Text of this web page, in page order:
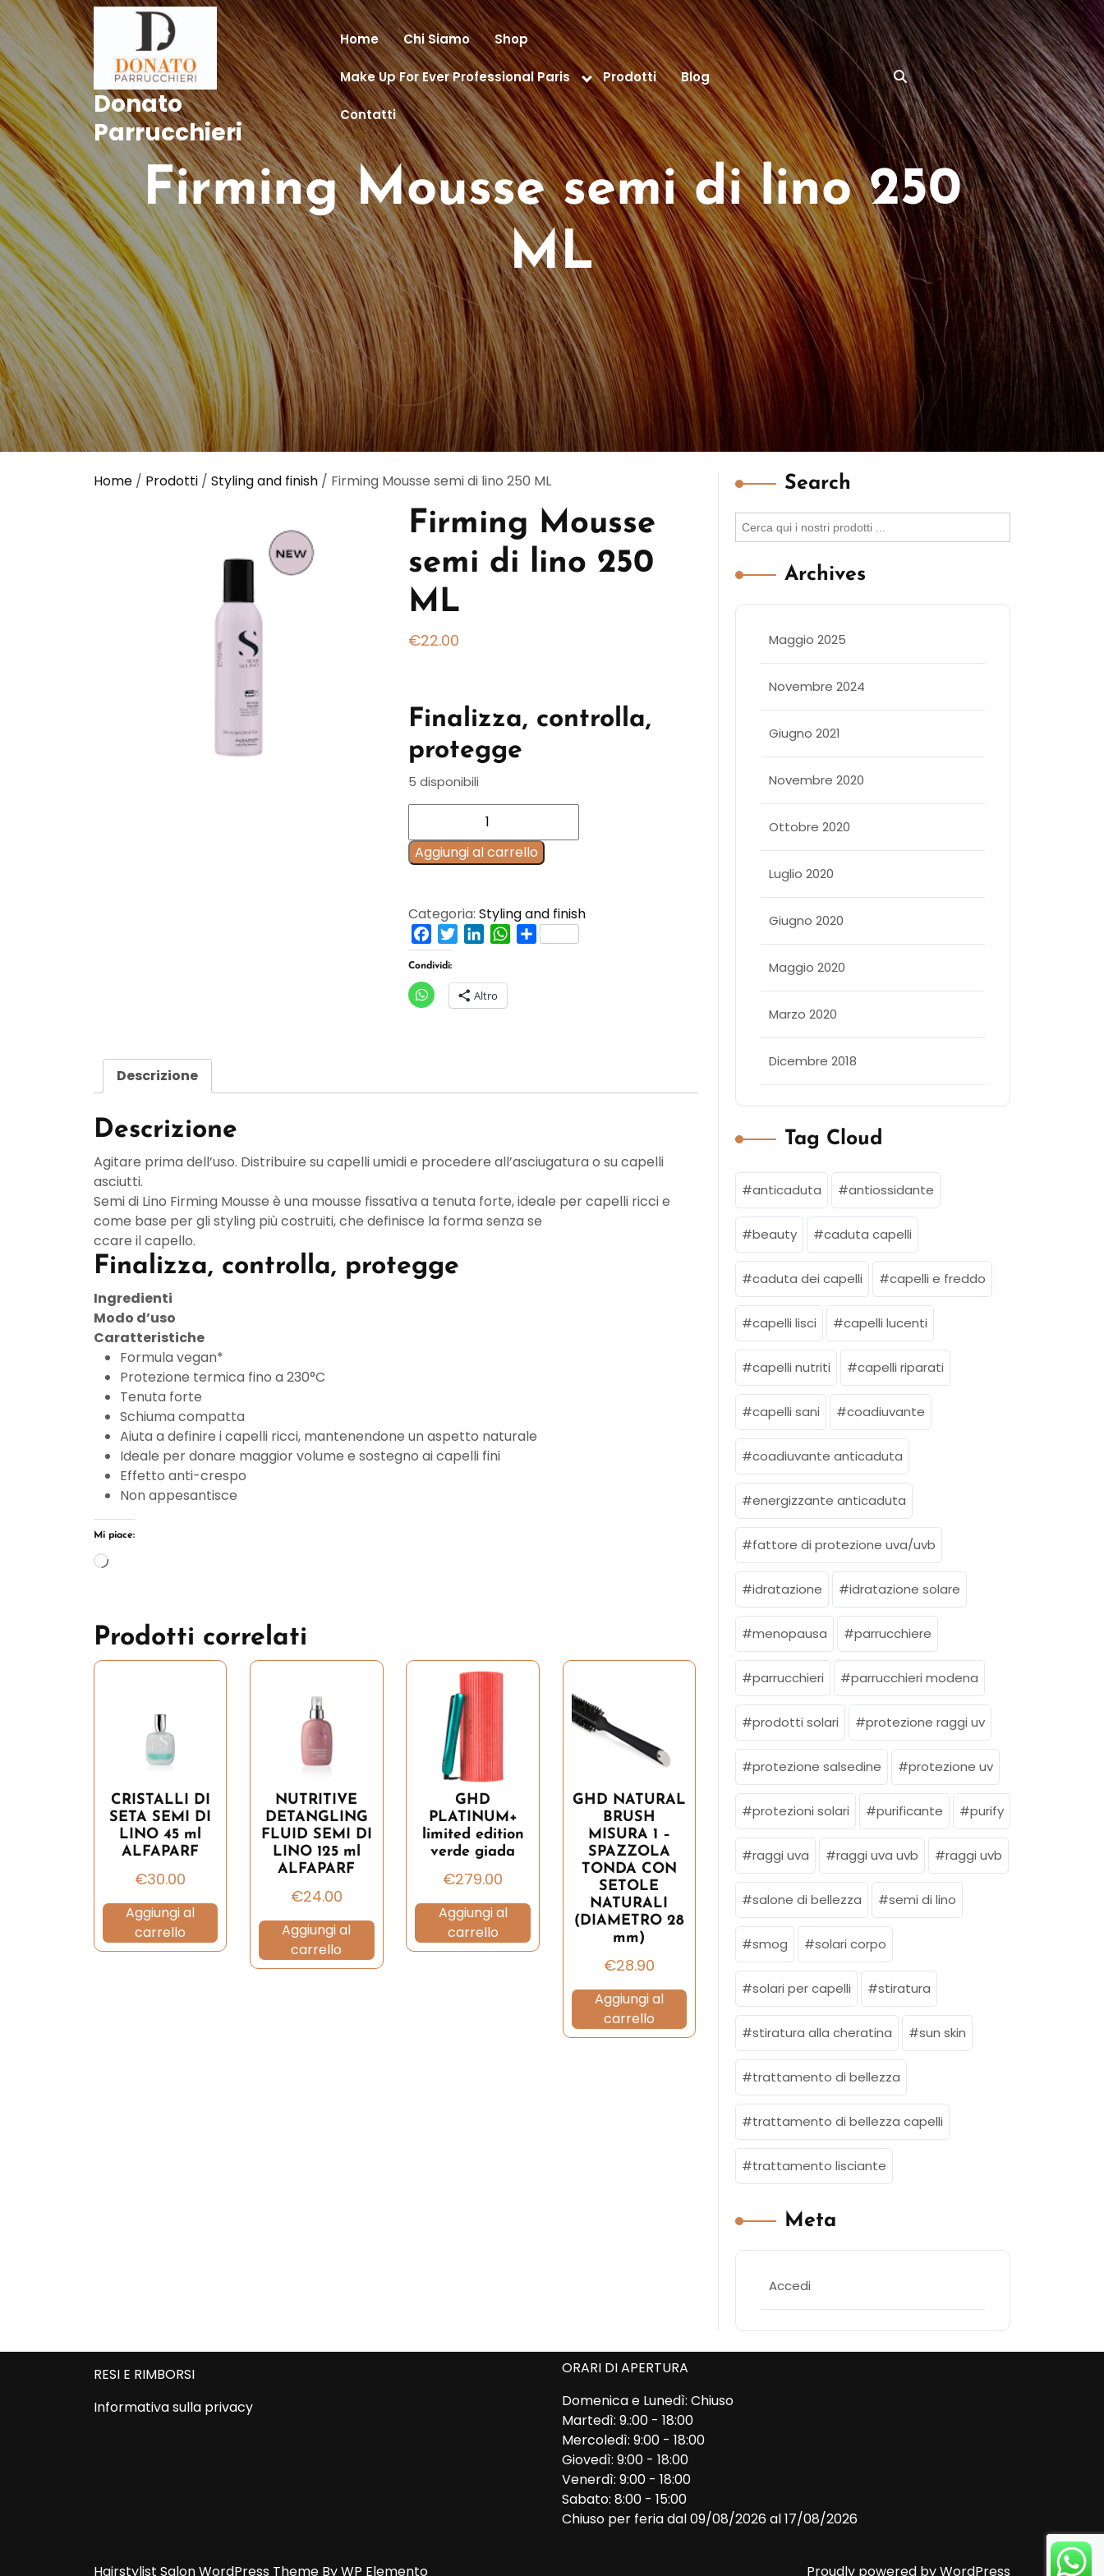
Skip
to
content
Donato
Parrucchieri
Home Chi Siamo Shop
Make Up For Ever Professional Paris Prodotti Blog
Contatti
Firming Mousse semi di lino 250
ML
Home / Prodotti / Styling and finish / Firming Mousse semi di lino 250 ML
Firming Mousse
semi di lino 250
ML
€22.00
Finalizza, controlla,
protegge
5 disponibili
semi
250
ML
quantità
Aggiungi al carrello
Categoria: Styling and finish
Facebook
TwitterLinkedInWhatsApp
Condividi
Condividi:
Altro
Descrizione
Descrizione
Agitare prima dell’uso. Distribuire su capelli umidi e procedere all’asciugatura o su capelli
asciutti.
Semi di Lino Firming Mousse è una mousse fissativa a tenuta forte, ideale per capelli ricci e
come base per gli styling più costruiti, che definisce la forma senza se
ccare il capello.
Finalizza, controlla, protegge
Ingredienti
Modo d’uso
Caratteristiche
Formula vegan*
Protezione termica fino a 230°C
Tenuta forte
Schiuma compatta
Aiuta a definire i capelli ricci, mantenendone un aspetto naturale
Ideale per donare maggior volume e sostegno ai capelli fini
Effetto anti-crespo
Non appesantisce
Mi piace:
Caricamento
Prodotti correlati
CRISTALLI DI
SETA SEMI DI
LINO 45 ml
ALFAPARF
€30.00
Aggiungi al
carrello
NUTRITIVE
DETANGLING
FLUID SEMI DI
LINO 125 ml
ALFAPARF
€24.00
Aggiungi al
carrello
GHD
PLATINUM+
limited edition
verde giada
€279.00
Aggiungi al
carrello
GHD NATURAL
BRUSH
MISURA 1 –
SPAZZOLA
TONDA CON
SETOLE
NATURALI
(DIAMETRO 28
mm)
€28.90
Aggiungi al
carrello
Search
Search
for:
Archives
Maggio 2025
Novembre 2024
Giugno 2021
Novembre 2020
Ottobre 2020
Luglio 2020
Giugno 2020
Maggio 2020
Marzo 2020
Dicembre 2018
Tag Cloud
anticaduta antiossidante
beauty caduta capelli
caduta dei capelli capelli e freddo
capelli lisci capelli lucenti
capelli nutriti capelli riparati
capelli sani coadiuvante
coadiuvante anticaduta
energizzante anticaduta
fattore di protezione uva/uvb
idratazione idratazione solare
menopausa parrucchiere
parrucchieri parrucchieri modena
prodotti solari protezione raggi uv
protezione salsedine protezione uv
protezioni solari purificante purify
raggi uva raggi uva uvb raggi uvb
salone di bellezza semi di lino
smog solari corpo
solari per capelli stiratura
stiratura alla cheratina sun skin
trattamento di bellezza
trattamento di bellezza capelli
trattamento lisciante
Meta
Accedi
RESI E RIMBORSI
Informativa sulla privacy
ORARI DI APERTURA
Domenica e Lunedì: Chiuso
Martedì: 9.:00 - 18:00
Mercoledì: 9:00 - 18:00
Giovedì: 9:00 - 18:00
Venerdì: 9:00 - 18:00
Sabato: 8:00 - 15:00
Chiuso per feria dal 09/08/2026 al 17/08/2026
Hairstylist Salon WordPress Theme By WP Elemento Proudly powered by WordPress